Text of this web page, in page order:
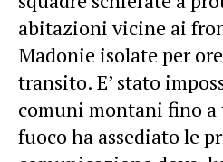
abitazioni vicine ai
Madonie isolate per
transito. E’ stato
comuni montani fino
fuoco ha assediato le